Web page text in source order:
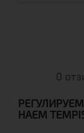
0
НАЕМ